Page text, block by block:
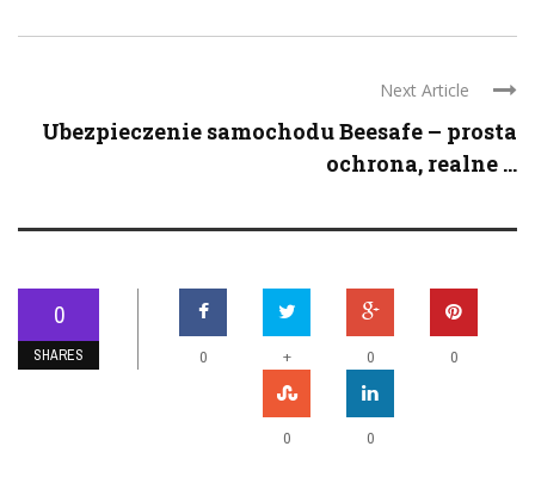
Next Article
Ubezpieczenie samochodu Beesafe – prosta
ochrona, realne ...
0
SHARES 0 + 0 0
0 0